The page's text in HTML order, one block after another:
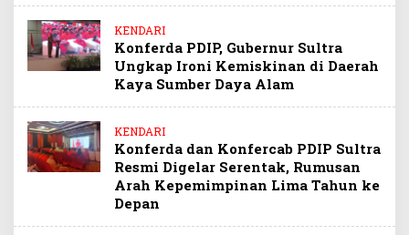
KENDARI
Konferda PDIP, Gubernur Sultra
Ungkap Ironi Kemiskinan di Daerah
Kaya Sumber Daya Alam
KENDARI
Konferda dan Konfercab PDIP Sultra
Resmi Digelar Serentak, Rumusan
Arah Kepemimpinan Lima Tahun ke
Depan